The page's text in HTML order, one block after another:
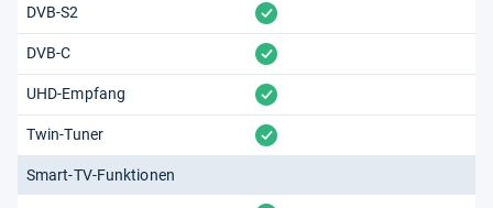
DVB-S2 vorhanden
DVB-C vorhanden
UHD-Empfang vorhanden
Twin-Tuner vorhanden
Smart-TV-Funktionen